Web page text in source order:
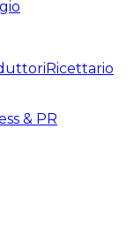
Ricettario
& PR